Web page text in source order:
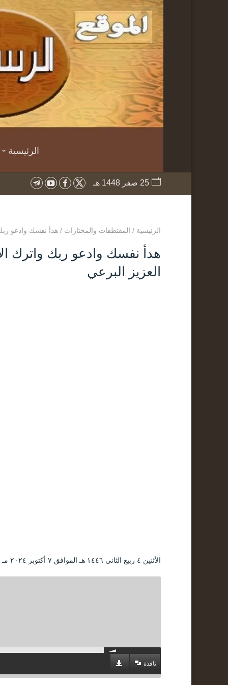
الرئيسية
25 صفر 1448 هـ
الرئيسية / المقتطفات والمختارات / هدأ نفسك وادعو ربك واترك الأخبار 1-4-1446
العزيز البرعي
الأثنين ٤ ربيع الثاني ۱٤٤٦ هـ الموافق ۷ أكتوبر ۲۰۲٤ مـ |
نافذة